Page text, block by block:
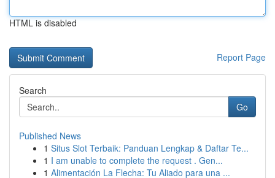
HTML is disabled
Report Page
Search
Go
Published News
1 Situs Slot Terbaik: Panduan Lengkap & Daftar Te...
1 I am unable to complete the request . Gen...
1 Alimentación La Flecha: Tu Aliado para una ...